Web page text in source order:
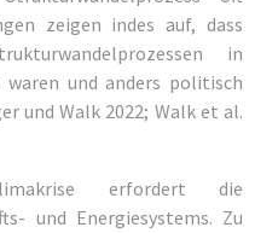
zeigen indes auf, dass
in
und anders politisch
und Walk 2022; Walk et al.
erfordert die
und Energiesystems. Zu